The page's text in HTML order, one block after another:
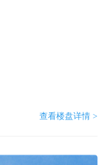
查看楼盘详情 >